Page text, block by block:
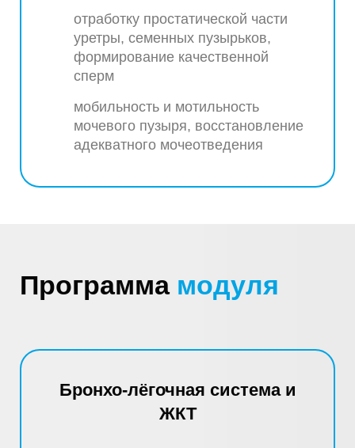
отработку простатической части
уретры, семенных пузырьков,
формирование качественной
сперм
мобильность и мотильность
мочевого пузыря, восстановление
адекватного мочеотведения
Программа модуля
Бронхо-лёгочная система и
ЖКТ